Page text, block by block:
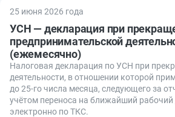
25 июня 2026 года
УСН — декларация при
предпринимательской
(ежемесячно)
Налоговая декларация по УСН при
деятельности, в отношении которой
до 25-го числа месяца, следующего за
учётом переноса на ближайший
электронно по ТКС.